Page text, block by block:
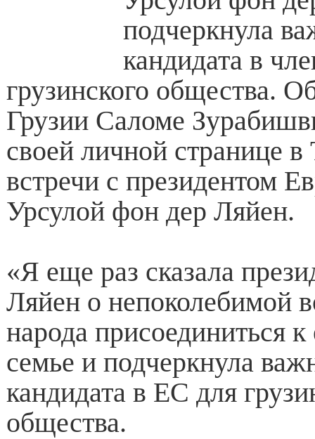
подчеркнула
кандидата в
грузинского общества.
Грузии Саломе
своей личной странице
встречи с президентом
Урсулой фон дер Ляйен.
«Я еще раз сказала
Ляйен о непоколебимой
народа присоединиться
семье и подчеркнула
кандидата в ЕС для
общества.